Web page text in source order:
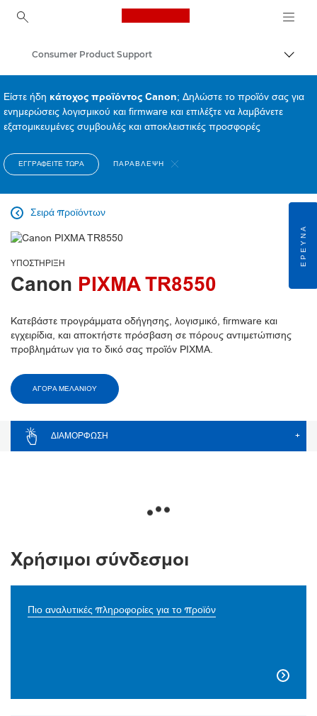
Canon Logo, back to
Consumer Product Support
Είστε ήδη κάτοχος προϊόντος Canon; Δηλώστε το προϊόν σας για
ενημερώσεις λογισμικού και firmware και επιλέξτε να λαμβάνετε
εξατομικευμένες συμβουλές και αποκλειστικές προσφορές
ΕΓΓΡΑΦΕΊΤΕ ΤΏΡΑ ΠΑΡΆΒΛΕΨΗ
Σειρά προϊόντων

ΥΠΟΣΤΉΡΙΞΗ
Canon PIXMA TR8550
Κατεβάστε προγράμματα οδήγησης, λογισμικό, firmware και
εγχειρίδια, και αποκτήστε πρόσβαση σε πόρους αντιμετώπισης
προβλημάτων για το δικό σας προϊόν PIXMA.
ΑΓΟΡΑ ΜΕΛΑΝΙΟΥ
ΔΙΑΜΌΡΦΩΣΗ +
Χρήσιμοι σύνδεσμοι
Πιο αναλυτικές πληροφορίες για το προϊόν

ΈΡΕΥΝΑ